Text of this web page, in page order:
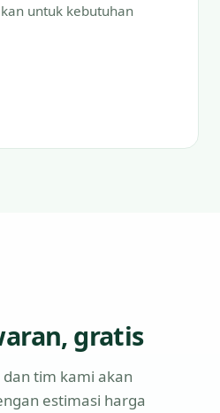
untuk kebutuhan
gratis
tim kami akan
estimasi harga